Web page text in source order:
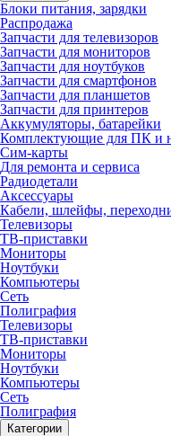
Блоки питания, зарядки
Распродажа
Запчасти для телевизоров
Запчасти для мониторов
Запчасти для ноутбуков
Запчасти для смартфонов
Запчасти для планшетов
Запчасти для принтеров
Аккумуляторы, батарейки
Комплектующие для ПК и
Сим-карты
Для ремонта и сервиса
Радиодетали
Аксессуары
Кабели, шлейфы,
Телевизоры
ТВ-приставки
Мониторы
Ноутбуки
Компьютеры
Сеть
Полиграфия
Телевизоры
ТВ-приставки
Мониторы
Ноутбуки
Компьютеры
Сеть
Полиграфия
Категории